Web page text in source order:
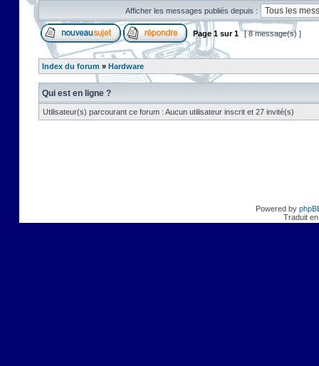
Afficher les messages publiés depuis :
Page 1 sur1 [ 8 message(s) ]
Index du forum » Hardware
Qui est en ligne ?
Utilisateur(s) parcourant ce forum : Aucun utilisateur inscrit et 27 invité(s)
Powered by
Traduit